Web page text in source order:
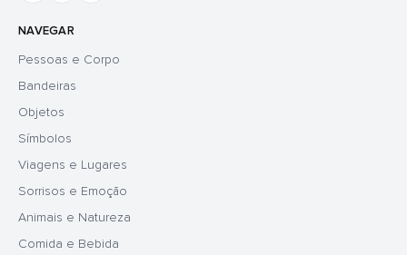
NAVEGAR
Pessoas e Corpo
Bandeiras
Objetos
Símbolos
Viagens e Lugares
Sorrisos e Emoção
Animais e Natureza
Comida e Bebida